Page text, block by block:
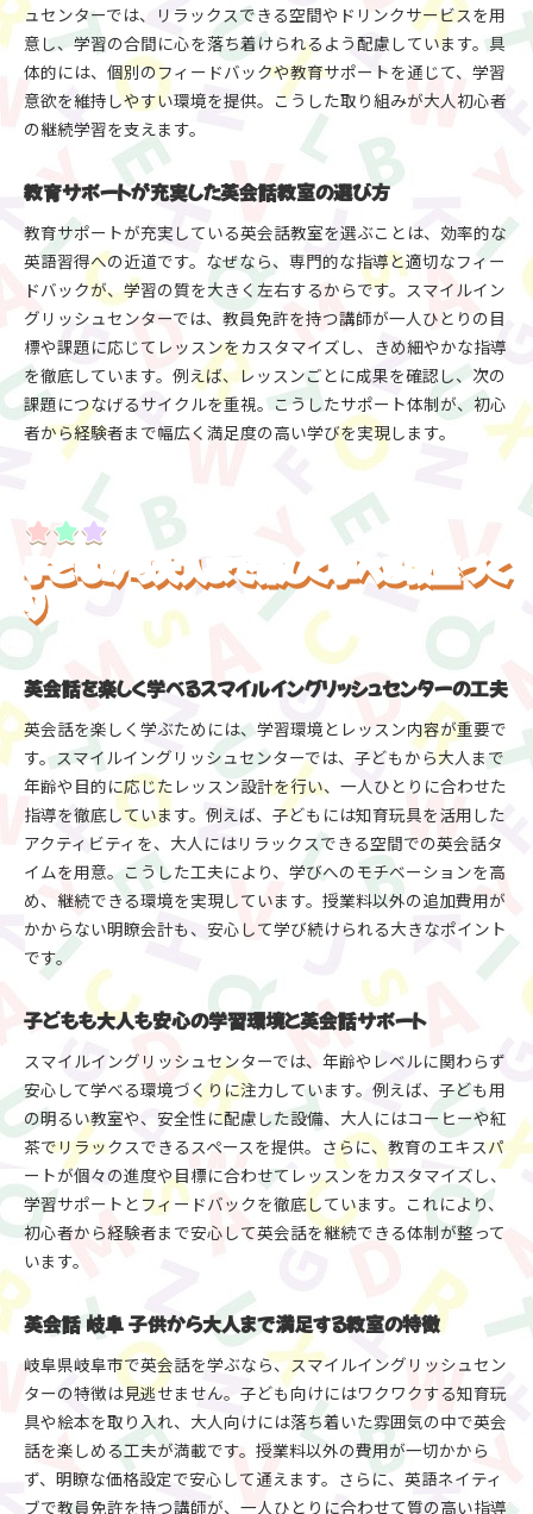
ュセンターでは、リラックスできる空間やドリンクサービスを用
意し、学習の合間に心を落ち着けられるよう配慮しています。具
体的には、個別のフィードバックや教育サポートを通じて、学習
意欲を維持しやすい環境を提供。こうした取り組みが大人初心者
の継続学習を支えます。
教育サポートが充実した英会話教室の選び方
教育サポートが充実している英会話教室を選ぶことは、効率的な
英語習得への近道です。なぜなら、専門的な指導と適切なフィー
ドバックが、学習の質を大きく左右するからです。スマイルイン
グリッシュセンターでは、教員免許を持つ講師が一人ひとりの目
標や課題に応じてレッスンをカスタマイズし、きめ細やかな指導
を徹底しています。例えば、レッスンごとに成果を確認し、次の
課題につなげるサイクルを重視。こうしたサポート体制が、初心
者から経験者まで幅広く満足度の高い学びを実現します。
子どもから大人まで楽しく学べる教室づく
り
英会話を楽しく学べるスマイルイングリッシュセンターの工夫
英会話を楽しく学ぶためには、学習環境とレッスン内容が重要で
す。スマイルイングリッシュセンターでは、子どもから大人まで
年齢や目的に応じたレッスン設計を行い、一人ひとりに合わせた
指導を徹底しています。例えば、子どもには知育玩具を活用した
アクティビティを、大人にはリラックスできる空間での英会話タ
イムを用意。こうした工夫により、学びへのモチベーションを高
め、継続できる環境を実現しています。授業料以外の追加費用が
かからない明瞭会計も、安心して学び続けられる大きなポイント
です。
子どもも大人も安心の学習環境と英会話サポート
スマイルイングリッシュセンターでは、年齢やレベルに関わらず
安心して学べる環境づくりに注力しています。例えば、子ども用
の明るい教室や、安全性に配慮した設備、大人にはコーヒーや紅
茶でリラックスできるスペースを提供。さらに、教育のエキスパ
ートが個々の進度や目標に合わせてレッスンをカスタマイズし、
学習サポートとフィードバックを徹底しています。これにより、
初心者から経験者まで安心して英会話を継続できる体制が整って
います。
英会話 岐阜 子供から大人まで満足する教室の特徴
岐阜県岐阜市で英会話を学ぶなら、スマイルイングリッシュセン
ターの特徴は見逃せません。子ども向けにはワクワクする知育玩
具や絵本を取り入れ、大人向けには落ち着いた雰囲気の中で英会
話を楽しめる工夫が満載です。授業料以外の費用が一切かから
ず、明瞭な価格設定で安心して通えます。さらに、英語ネイティ
ブで教員免許を持つ講師が、一人ひとりに合わせて質の高い指導